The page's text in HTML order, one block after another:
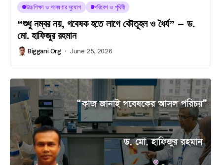
উচ্চশিক্ষা ও গবেষণার সুযোগ পরিবেশ ও পৃথিবী
“শুধু নম্বর নয়, গবেষক হতে লাগে কৌতূহল ও ধৈর্য” – ড.
মো. হাফিজুর রহমান
Biggani Org June 25, 2026